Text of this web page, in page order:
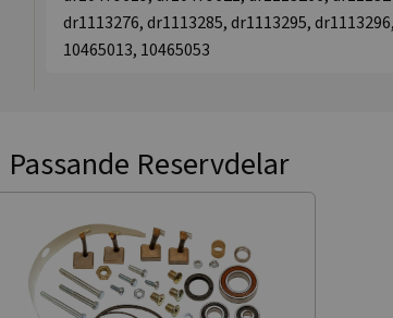
dr1113276, dr1113285, dr1113295,
10465013, 10465053
Passande Reservdelar